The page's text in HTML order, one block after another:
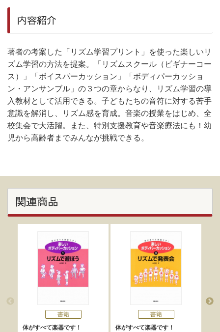
内容紹介
著者の考案した「リズム学習プリント」を使った楽しいリ
ズム学習の方法を提案。「リズムスクール（ビギナーコー
ス）」「ボイスパーカッション」「ボディパーカッショ
ン・アンサンブル」の３つの章からなり、リズム学習の導
入教材として活用できる。子どもたちの音符に対する苦手
意識を解消し、リズム感を育成。音楽の授業をはじめ、全
校集会で大活躍。また、特別支援教育や音楽療法にも！幼
児から高齢者までみんなが挑戦できる。
関連商品
書籍
体がすべて楽器です！
書籍
体がすべて楽器です！